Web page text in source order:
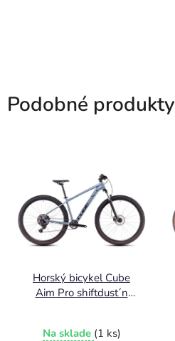
Podobné produkty
Horský bicykel Cube
Aim Pro shiftdust´n
Na sklade (1 ks)